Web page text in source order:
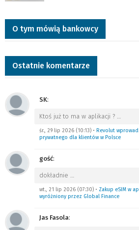
O tym mówią bankowcy
Ostatnie komentarze
SK:
Ktoś już to ma w aplikacji ? …
śr., 29 lip 2026 (10:13) • Revolut
prywatnego dla klientów w Polsce
gość:
dokładnie …
wt., 21 lip 2026 (07:30) • Zakup eSIM w
wyróżniony przez Global Finance
Jas Fasola: